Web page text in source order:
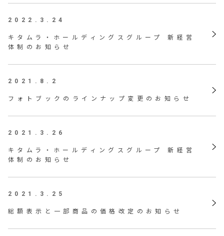
2022.3.24
キタムラ・ホールディングスグループ 新経営
体制のお知らせ
2021.8.2
フォトブックのラインナップ変更のお知らせ
2021.3.26
キタムラ・ホールディングスグループ 新経営
体制のお知らせ
2021.3.25
総額表示と一部商品の価格改定のお知らせ